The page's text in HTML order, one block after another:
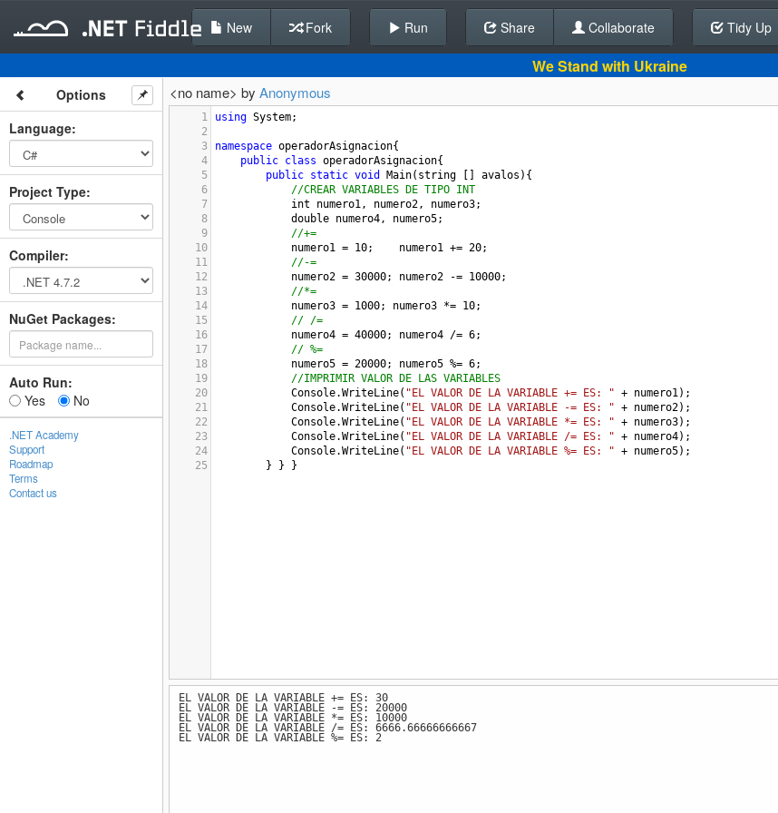
Back To Editor
New Fork Run Share Collaborate Tidy Up
We Stand with Ukraine
Options
Language:
Project Type:
Compiler:
NuGet Packages:
Auto Run:
Yes
No
.NET Academy
Support
Roadmap
Terms
Contact us
<no name> by Anonymous
1 using System;
2
3
namespace operadorAsignacion{
4
public class operadorAsignacion{
5
public static void Main( string avalos ){
6
//CREAR VARIABLES DE TIPO INT
7
int numero1, numero2, numero3;
8
double numero4, numero5;
9
//+=
10
numero1 = 10; numero1 += 20;
11
//-=
12
numero2 = 30000; numero2 -= 10000;
13
//*=
14
numero3 = 1000; numero3 *= 10;
15
// /=
16
numero4 = 40000; numero4 /= 6;
17
// %=
18
numero5 = 20000; numero5 %= 6;
19
//IMPRIMIR VALOR DE LAS VARIABLES
20
Console.WriteLine( "EL VALOR DE LA VARIABLE += ES: " + numero1);
21
Console.WriteLine( "EL VALOR DE LA VARIABLE -= ES: " + numero2);
22
Console.WriteLine( "EL VALOR DE LA VARIABLE *= ES: " + numero3);
23
Console.WriteLine( "EL VALOR DE LA VARIABLE /= ES: " + numero4);
24
Console.WriteLine( "EL VALOR DE LA VARIABLE %= ES: " + numero5);
25
} } }
EL VALOR DE LA VARIABLE += ES: 30
EL VALOR DE LA VARIABLE -= ES: 20000
EL VALOR DE LA VARIABLE *= ES: 10000
EL VALOR DE LA VARIABLE /= ES: 6666.66666666667
EL VALOR DE LA VARIABLE %= ES: 2